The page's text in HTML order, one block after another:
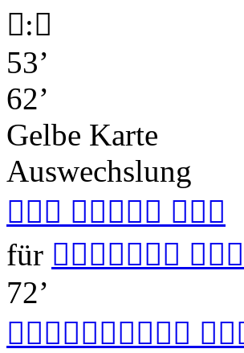
:
53’
62’
Gelbe Karte
Auswechslung
  
für 
72’
